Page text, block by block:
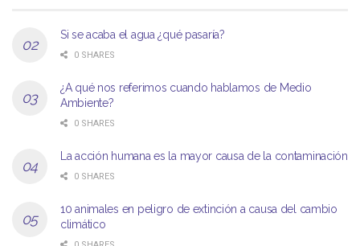
Si se acaba el agua ¿qué pasaría?
0 SHARES
¿A qué nos referimos cuando hablamos de Medio
Ambiente?
0 SHARES
La acción humana es la mayor causa de la contaminación
0 SHARES
10 animales en peligro de extinción a causa del cambio
climático